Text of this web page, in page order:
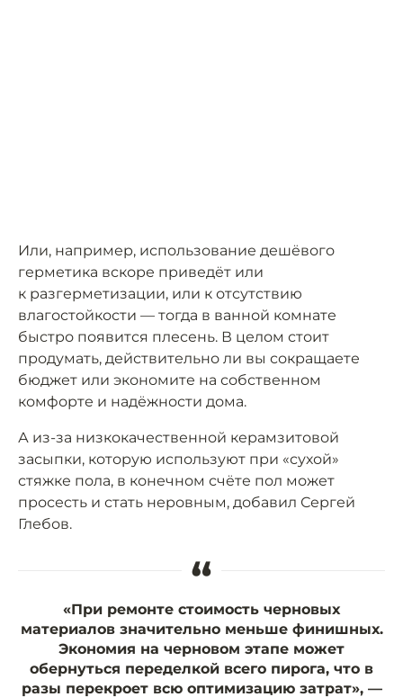
Или, например, использование дешёвого
герметика вскоре приведёт или
к разгерметизации, или к отсутствию
влагостойкости — тогда в ванной комнате
быстро появится плесень. В целом стоит
продумать, действительно ли вы сокращаете
бюджет или экономите на собственном
комфорте и надёжности дома.
А из-за низкокачественной керамзитовой
засыпки, которую используют при «сухой»
стяжке пола, в конечном счёте пол может
просесть и стать неровным, добавил Сергей
Глебов.
“
«При ремонте стоимость черновых
материалов значительно меньше финишных.
Экономия на черновом этапе может
обернуться переделкой всего пирога, что в
разы перекроет всю оптимизацию затрат», —